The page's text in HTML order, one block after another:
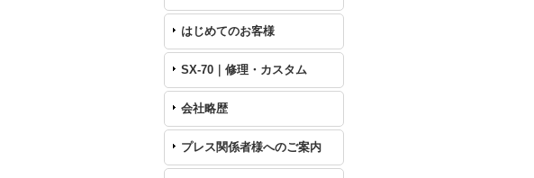
はじめてのお客様
SX-70｜修理・カスタム
会社略歴
プレス関係者様へのご案内